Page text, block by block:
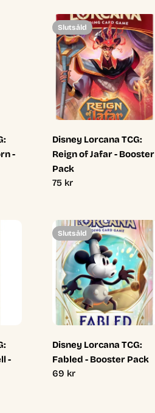
-
Slutsåld
Disney Lorcana TCG:
Reign of Jafar - Booster
Pack
Ordinarie
75 kr
-
Slutsåld
Disney Lorcana TCG:
Fabled - Booster Pack
Ordinarie
69 kr